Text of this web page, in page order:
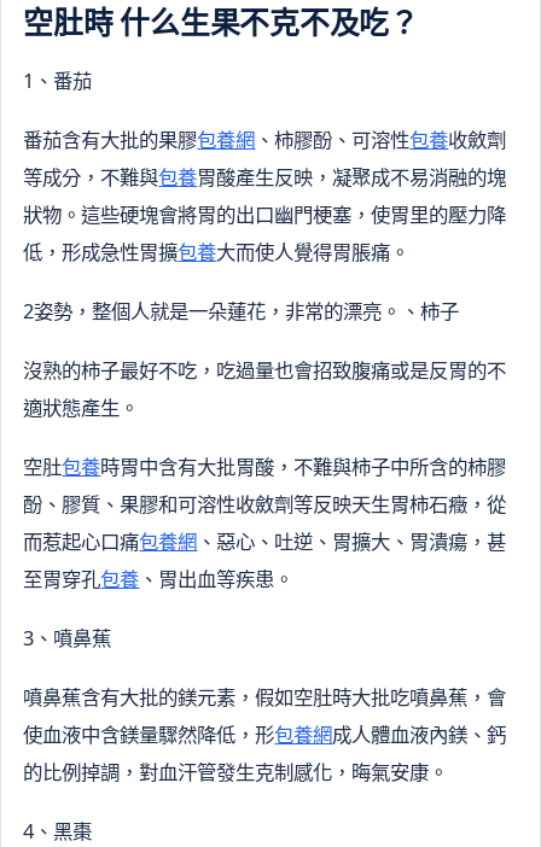
空肚時 什么生果不克不及吃？
1、番茄
番茄含有大批的果膠包養網 、柿膠酚、可溶性包養收斂劑
等成分，不難與包養胃酸產生反映，凝聚成不易消融的塊
狀物。這些硬塊會將胃的出口幽門梗塞，使胃里的壓力降
低，形成急性胃擴包養大而使人覺得胃脹痛。
2姿勢，整個人就是一朵蓮花，非常的漂亮。、柿子
沒熟的柿子最好不吃，吃過量也會招致腹痛或是反胃的不
適狀態產生。
空肚包養時胃中含有大批胃酸，不難與柿子中所含的柿膠
酚、膠質、果膠和可溶性收斂劑等反映天生胃柿石癥，從
而惹起心口痛包養網 、惡心、吐逆、胃擴大、胃潰瘍，甚
至胃穿孔包養 、胃出血等疾患。
3、噴鼻蕉
噴鼻蕉含有大批的鎂元素，假如空肚時大批吃噴鼻蕉，會
使血液中含鎂量驟然降低，形包養網成人體血液內鎂、鈣
的比例掉調，對血汗管發生克制感化，晦氣安康。
4、黑棗